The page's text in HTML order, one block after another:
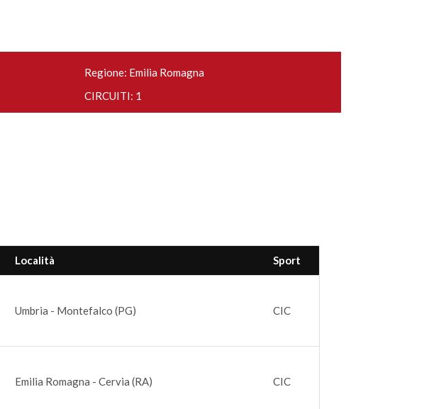
Regione: Emilia Romagna
CIRCUITI: 1
Località Sport
Umbria - Montefalco (PG) CIC
Emilia Romagna - Cervia (RA) CIC